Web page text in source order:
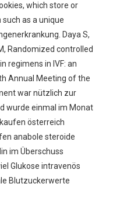
which store or
as a unique
Daya S,
Randomized controlled
regimens in IVF: an
Annual Meeting of the
war nützlich zur
wurde einmal im Monat
österreich
anabole steroide
im Überschuss
Glukose intravenös
Blutzuckerwerte